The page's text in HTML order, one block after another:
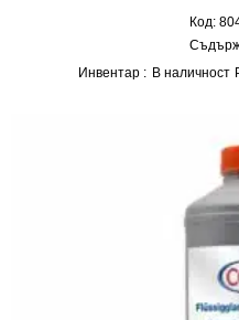
Код:
Инвентар : В наличност